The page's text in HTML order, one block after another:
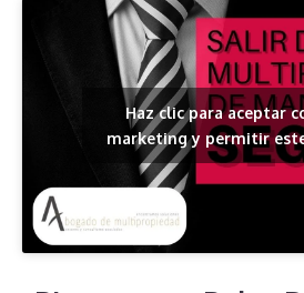
Haz clic para aceptar
marketing y permitir